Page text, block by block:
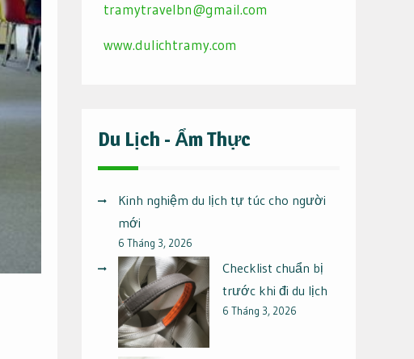
tramytravelbn@gmail.com
www.dulichtramy.com
Du Lịch - Ẩm Thực
Kinh nghiệm du lịch tự túc cho người
mới
6 Tháng 3, 2026
Checklist chuẩn bị
trước khi đi du lịch
6 Tháng 3, 2026